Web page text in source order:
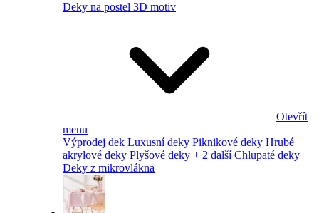
Deky na postel 3D motiv
Otevřít
menu
Výprodej dek Luxusní deky Piknikové deky Hrubé
akrylové deky Plyšové deky + 2 další Chlupaté deky
Deky z mikrovlákna